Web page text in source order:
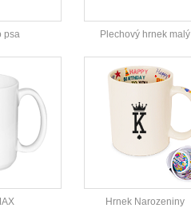
psa Plechový hrnek malý
Hrnek Narozeniny